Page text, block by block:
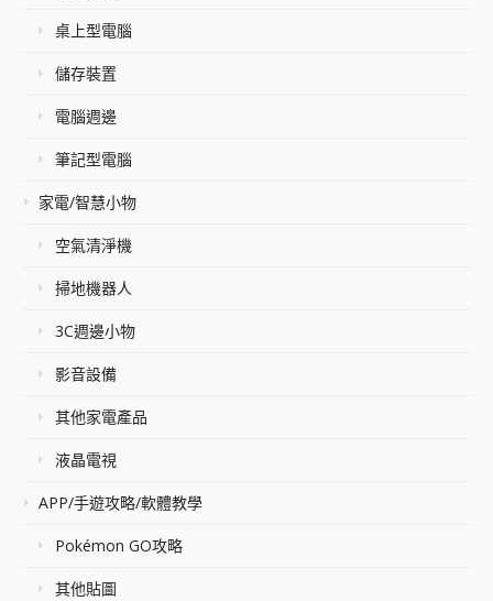
桌上型電腦
儲存裝置
電腦週邊
筆記型電腦
家電/智慧小物
空氣清淨機
掃地機器人
3C週邊小物
影音設備
其他家電產品
液晶電視
APP/手遊攻略/軟體教學
Pokémon GO攻略
其他貼圖